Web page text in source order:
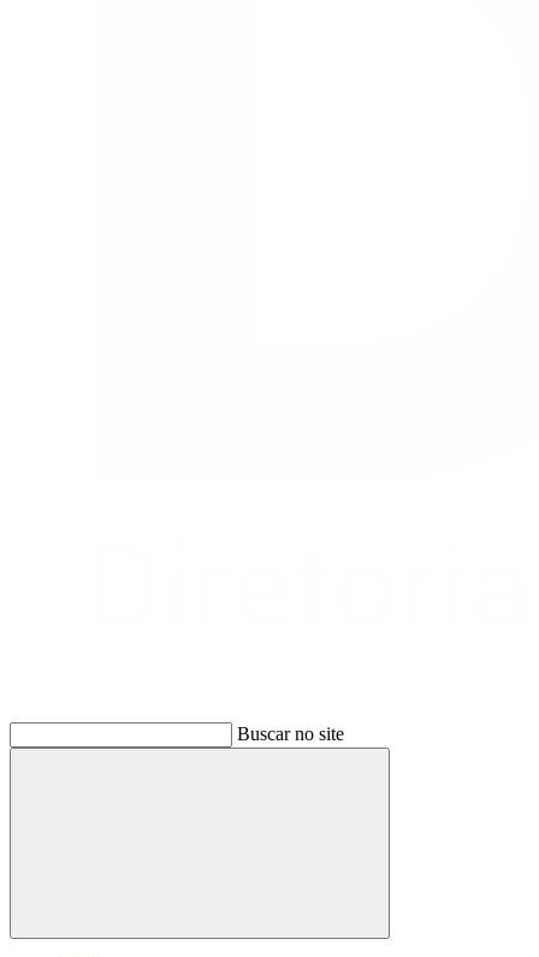
Buscar no site
Buscar